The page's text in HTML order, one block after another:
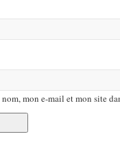
mon e-mail et mon site